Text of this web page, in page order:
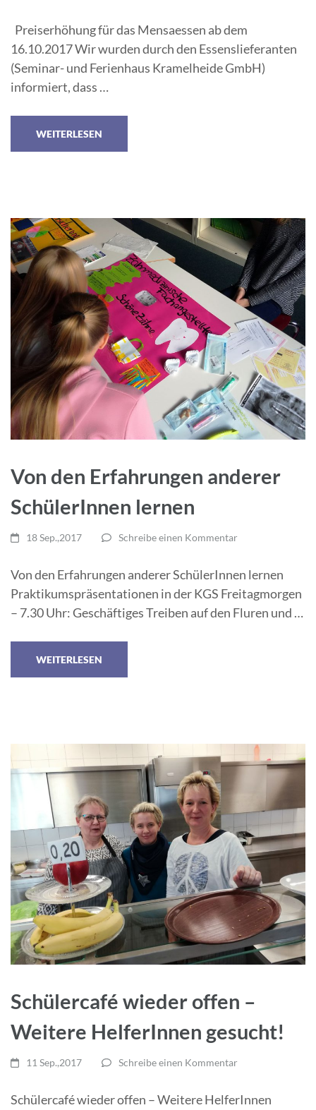
Preiserhöhung für das Mensaessen ab dem
16.10.2017 Wir wurden durch den Essenslieferanten
(Seminar- und Ferienhaus Kramelheide GmbH)
informiert, dass …
WEITERLESEN
Von den Erfahrungen anderer
SchülerInnen lernen
18 Sep.,2017 Schreibe einen Kommentar
Von den Erfahrungen anderer SchülerInnen lernen
Praktikumspräsentationen in der KGS Freitagmorgen
– 7.30 Uhr: Geschäftiges Treiben auf den Fluren und …
WEITERLESEN
Schülercafé wieder offen –
Weitere HelferInnen gesucht!
11 Sep.,2017 Schreibe einen Kommentar
Schülercafé wieder offen – Weitere HelferInnen